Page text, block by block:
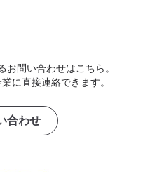
お問い合わせはこちら。
に直接連絡できます。
合わせ